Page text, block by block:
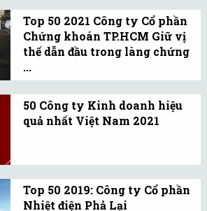
nút F5, tăng tốc tái tạo,
ứng biến vươn cao.
Top 50 2021 Công ty Cổ phần
Chứng khoán TP.HCM Giữ vị
thế dẫn đầu trong làng chứng
...
HSC có định hướng chiến
lược sẽ trở thành một
ngân hàng đầu tư có
50 Công ty Kinh doanh hiệu
quả nhất Việt Nam 2021
chữ cái từ A-Z của mã
chứng khoán.
Top 50 2019: Công ty Cổ phần
Nhiệt điện Phả Lại